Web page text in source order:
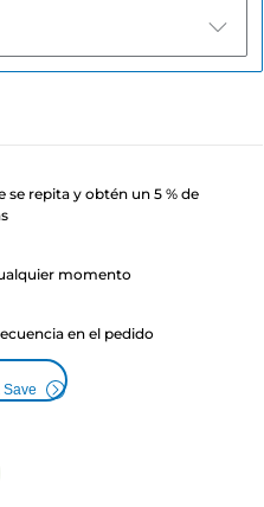
se repita y obtén un 5 % de
momento
en el pedido